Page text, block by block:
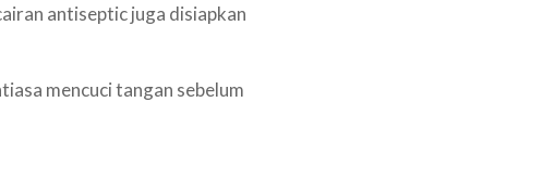
antiseptic juga disiapkan
mencuci tangan sebelum